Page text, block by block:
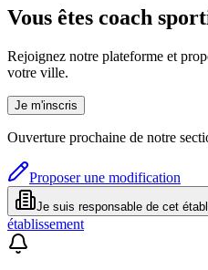
Vous êtes coach
Rejoignez notre plateforme et
votre ville.
Je m'inscris
Ouverture prochaine de notre
Proposer une modification
Je suis responsable de cet
établissement